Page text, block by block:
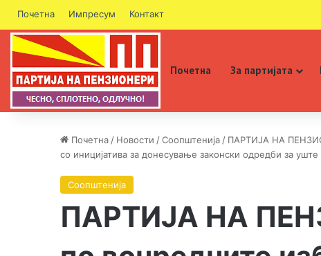
Почетна Импресум Контакт
Почетна За партијата
Почетна / Новости /Соопштенија / ПАРТИЈА НА
со иницијатива за донесување законски одредби за
Соопштенија
ПАРТИЈА НА